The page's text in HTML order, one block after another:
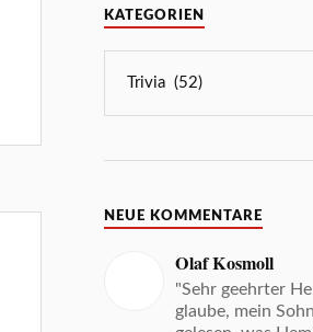
KATEGORIEN
NEUE KOMMENTARE
Olaf Kosmoll
"Sehr geehrter
glaube, mein